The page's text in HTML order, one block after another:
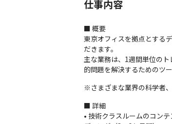
仕事内容
■ 概要
東京オフィスを拠点とする
だきます。
主な業務は、1週間単位の
的問題を解決するためのツ
※さまざまな業界の科学者
■ 詳細
• 技術クラスルームのコン